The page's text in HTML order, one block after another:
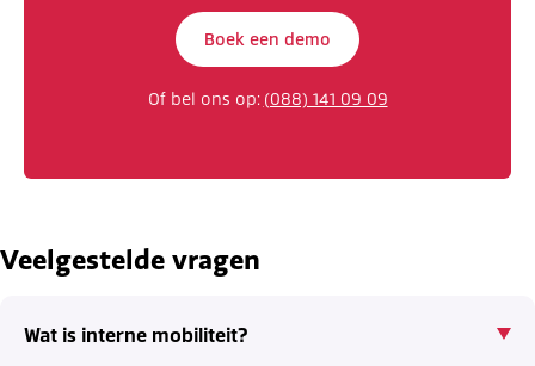
Boek een demo
Of bel ons op: (088) 141 09 09
Veelgestelde vragen
Wat is interne mobiliteit?